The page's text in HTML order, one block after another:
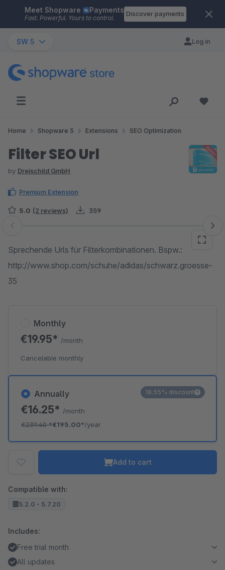
Skip to main content
Meet Shopware Payments
Fast. Powerful. Yours to control.
Discover payments
SW 5 Log in
Home Shopware 5 Extensions SEO Optimization
Filter SEO Url
by Dreischild GmbH
Premium Extension
5.0 (2 reviews) 359
Skip image gallery
Sprechende Urls für Filterkombinationen. Bspw.:
http://www.shop.com/schuhe/adidas/schwarz.groesse-
35
Annually
€16.25* /month
€239.40*€195.00*/year
18.55% discount
Monthly
€19.95* /month
Cancelable monthly
Add to cart
Compatible with:
5.2.0 - 5.7.20
Includes:
Free trial month
All updates